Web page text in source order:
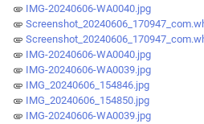
IMG-20240606-WA0040.jpg
IMG-20240606-WA0040.jpg
IMG-20240606-WA0039.jpg
IMG_20240606_154846.jpg
IMG_20240606_154850.jpg
IMG-20240606-WA0039.jpg